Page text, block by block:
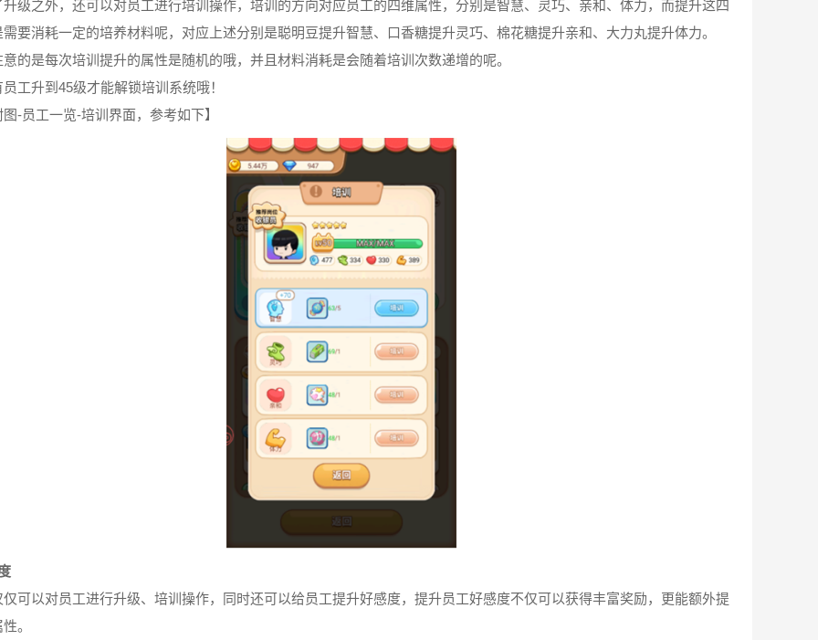
升级之外，还可以对员工进行培训操作，培训的方向对应员工的四维属性，分别是智慧、灵巧、亲和、体力，而提升这四
要消耗一定的培养材料呢，对应上述分别是聪明豆提升智慧、口香糖提升灵巧、棉花糖提升亲和、大力丸提升体力。
的是每次培训提升的属性是随机的哦，并且材料消耗是会随着培训次数递增的呢。
工升到45级才能解锁培训系统哦！
-员工一览-培训界面，参考如下】
仅可以对员工进行升级、培训操作，同时还可以给员工提升好感度，提升员工好感度不仅可以获得丰富奖励，更能额外提
。